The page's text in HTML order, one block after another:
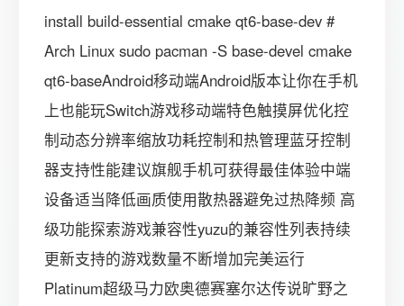
install build-essential cmake qt6-base-dev #
Arch Linux sudo pacman -S base-devel cmake
qt6-baseAndroid移动端Android版本让你在手机
上也能玩Switch游戏移动端特色触摸屏优化控
制动态分辨率缩放功耗控制和热管理蓝牙控制
器支持性能建议旗舰手机可获得最佳体验中端
设备适当降低画质使用散热器避免过热降频 高
级功能探索游戏兼容性yuzu的兼容性列表持续
更新支持的游戏数量不断增加完美运行
Platinum超级马力欧奥德赛塞尔达传说旷野之